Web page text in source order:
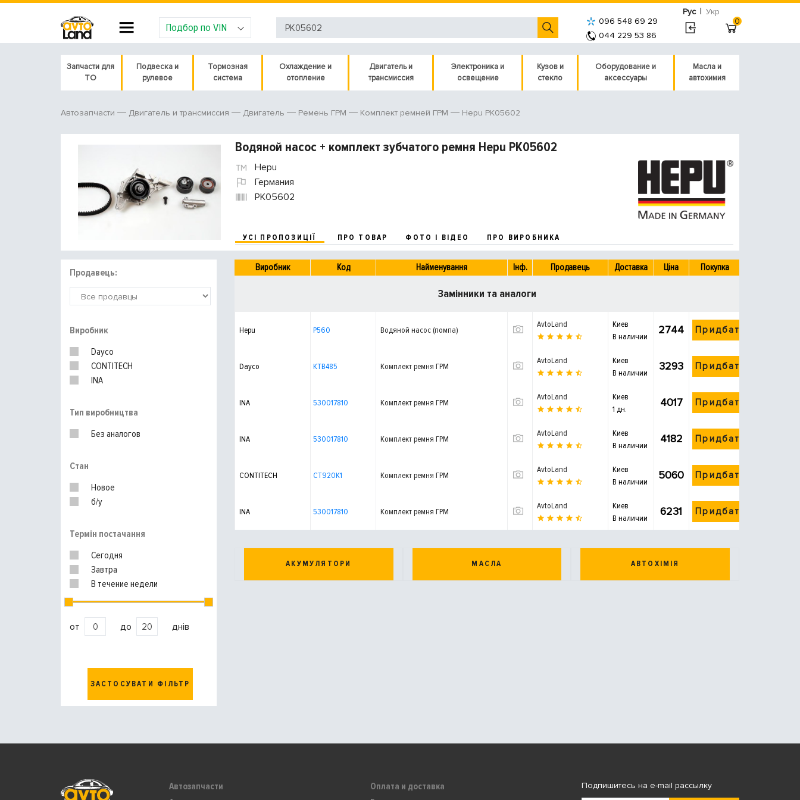
Рус | Укр
Подбор по VIN
096 548 69 29
044 229 53 86
0
Запчасти для
ТО
Подвеска и
рулевое
Тормозная
система
Охлаждение и
отопление
Двигатель и
трансмиссия
Электроника и
освещение
Кузов и
стекло
Оборудование и
аксессуары
Масла и
автохимия
Автозапчасти Двигатель и трансмиссия Двигатель Ремень ГРМ Комплект ремней ГРМ Hepu PK05602
Водяной насос + комплект зубчатого ремня Hepu PK05602
Hepu
Германия
PK05602
УСІ ПРОПОЗИЦІЇ ПРО ТОВАР ФОТО І ВІДЕО ПРО ВИРОБНИКА
Продавець:
Виробник
Dayco
CONTITECH
INA
Тип виробництва
Без аналогов
Стан
Новое
б/у
Термін постачання
Сегодня
Завтра
В течение недели
от до днів
ЗАСТОСУВАТИ ФІЛЬТР
Виробник Код Найменування Інф. Продавець Доставка Ціна Покупка
Замінники та аналоги
Hepu P560 Водяной насос (помпа)
AvtoLand
Киев
В наличии
2744 Придбати
Dayco KTB485 Комплект ремня ГРМ
AvtoLand
Киев
В наличии
3293 Придбати
INA 530017810 Комплект ремня ГРМ
AvtoLand
Киев
1 дн.
4017 Придбати
INA 530017810 Комплект ремня ГРМ
AvtoLand
Киев
В наличии
4182 Придбати
CONTITECH CT920K1 Комплект ремня ГРМ
AvtoLand
Киев
В наличии
5060 Придбати
INA 530017810 Комплект ремня ГРМ
AvtoLand
Киев
В наличии
6231 Придбати
АКУМУЛЯТОРИ МАСЛА АВТОХІМІЯ
Автозапчасти
Оплата и доставка
Подпишитесь на e-mail рассылку